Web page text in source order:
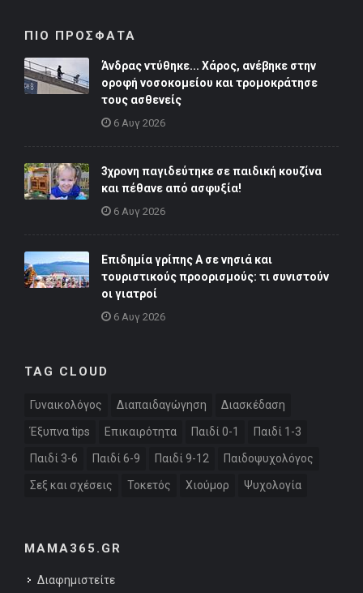
ΠΙΟ ΠΡΟΣΦΑΤΑ
Άνδρας ντύθηκε... Χάρος, ανέβηκε στην
οροφή νοσοκομείου και τρομοκράτησε
τους ασθενείς
6 Αυγ 2026
3χρονη παγιδεύτηκε σε παιδική κουζίνα
και πέθανε από ασφυξία!
6 Αυγ 2026
Επιδημία γρίπης Α σε νησιά και
τουριστικούς προορισμούς: τι συνιστούν
οι γιατροί
6 Αυγ 2026
TAG CLOUD
Γυναικολόγος Διαπαιδαγώγηση Διασκέδαση
Έξυπνα tips Επικαιρότητα Παιδί 0-1 Παιδί 1-3
Παιδί 3-6 Παιδί 6-9 Παιδί 9-12 Παιδοψυχολόγος
Σεξ και σχέσεις Τοκετός Χιούμορ Ψυχολογία
MAMA365.GR
Διαφημιστείτε